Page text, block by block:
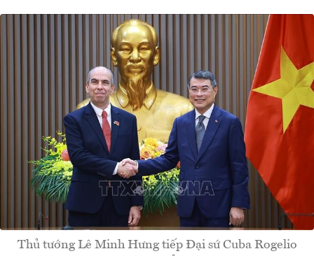
Thủ tướng Lê Minh Hưng tiếp Đại sứ Cuba Rogelio